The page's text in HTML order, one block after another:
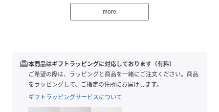
まで、幅広いボトムスと好相性です。
■素材
程良い肉感があり、肌馴染みの良いコットン100%のワッフ
ル素材を使用。凹凸のある生地面は肌離れが良く、汗ばむ季
more
redeem本商品はギフトラッピングに対応しております（有料）
ご希望の際は、ラッピングと商品を一緒にご注文ください。商品
をラッピングして、ご指定の住所にお届けします。
ギフトラッピングサービスについて